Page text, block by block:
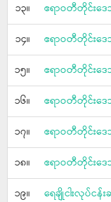
၁၃။
ဧရာဝတီတိုင်းဒေ
၁၄။
ဧရာဝတီတိုင်းဒေ
၁၅။
ဧရာဝတီတိုင်းဒေ
၁၆။
ဧရာဝတီတိုင်းဒေ
၁၇။
ဧရာဝတီတိုင်းဒေ
၁၈။
ဧရာဝတီတိုင်းဒ
၁၉။
ရေချိုငါးလုပ်င